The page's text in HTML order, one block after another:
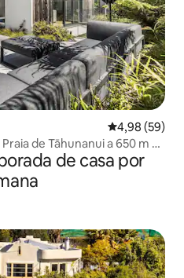
4,98 de uma
4,98 (59)
de Tāhunanui a 650 m a
de casa por